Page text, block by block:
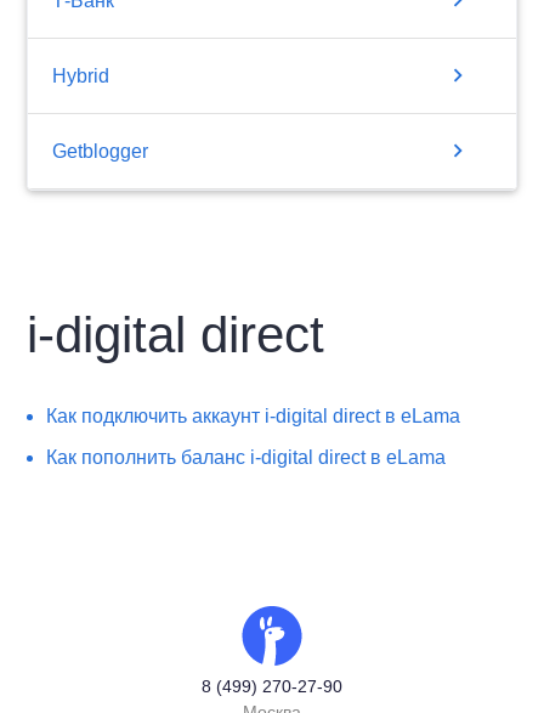
Hybrid chevron_right
Getblogger chevron_right
i-digital direct
Как подключить аккаунт i-digital direct в eLama
Как пополнить баланс i-digital direct в eLama
8 (499) 270-27-90